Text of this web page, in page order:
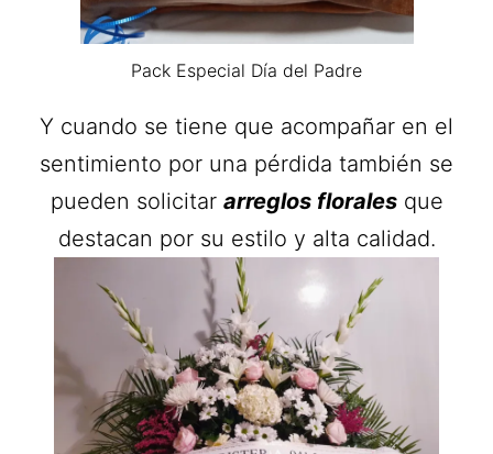
Pack Especial Día del Padre
Y cuando se tiene que acompañar en el
sentimiento por una pérdida también se
pueden solicitar arreglos floralesque
destacan por su estilo y alta calidad.